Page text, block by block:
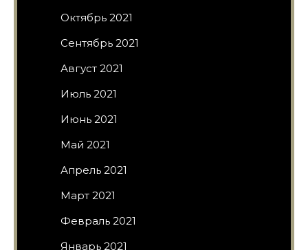
Октябрь 2021
Сентябрь 2021
Август 2021
Июль 2021
Июнь 2021
Май 2021
Апрель 2021
Март 2021
Февраль 2021
Январь 2021